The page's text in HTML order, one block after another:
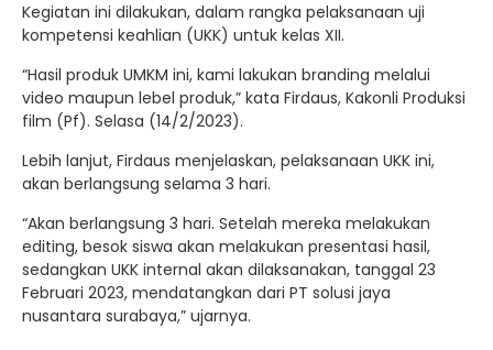
Kegiatan ini dilakukan, dalam rangka pelaksanaan uji
kompetensi keahlian (UKK) untuk kelas XII.
“Hasil produk UMKM ini, kami lakukan branding melalui
video maupun lebel produk,” kata Firdaus, Kakonli Produksi
film (Pf). Selasa (14/2/2023).
Lebih lanjut, Firdaus menjelaskan, pelaksanaan UKK ini,
akan berlangsung selama 3 hari.
“Akan berlangsung 3 hari. Setelah mereka melakukan
editing, besok siswa akan melakukan presentasi hasil,
sedangkan UKK internal akan dilaksanakan, tanggal 23
Februari 2023, mendatangkan dari PT solusi jaya
nusantara surabaya,” ujarnya.